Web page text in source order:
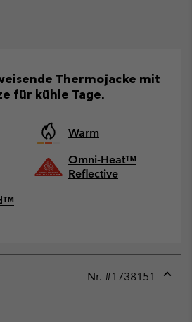
Thermojacke mit
für kühle Tage.
Warm
Omni-Heat™
Reflective
Nr. #1738151